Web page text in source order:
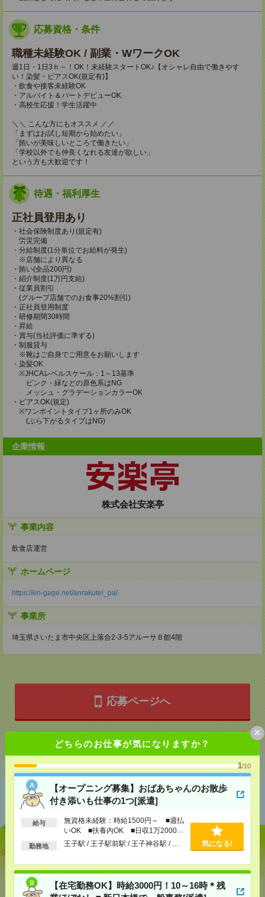
どちらのお仕事が気になりますか？
1/10
【オープニング募集】おばあちゃんのお散歩
付き添いも仕事の1つ[派遣]
給与
無資格未経験：時給1500円～ ■週払
いOK ■扶養内OK ■日収1万2000円
以上
勤務地 王子駅 / 王子駅前駅 / 王子神谷駅 / … 気になる!
【在宅勤務OK】時給3000円！10～16時＊残
×
応募資格・条件
職種未経験OK / 副業・WワークOK
週1日・1日3ｈ～！OK！未経験スタートOK♪【オシャレ自由で働きやす
い！染髪・ピアスOK(規定有)】
・飲食や接客未経験OK
・アルバイト＆パートデビューOK
・高校生応援！学生活躍中
＼＼ こんな方にもオススメ ／／
「まずはお試し短期から始めたい」
「賄いが美味しいところで働きたい」
「学校以外でも仲良くなれる友達が欲しい」
という方も大歓迎です！
待遇・福利厚生
正社員登用あり
・社会保険制度あり(規定有)
労災完備
・分給制度(1分単位でお給料が発生)
※店舗により異なる
・賄い(全品200円)
・紹介制度(1万円支給)
・従業員割引
(グループ店舗でのお食事20%割引)
・正社員登用制度
・研修期間30時間
・昇給
・賞与(当社評価に準ずる)
・制服貸与
※靴はご自身でご用意をお願いします
・染髪OK
※JHCAレベルスケール：1～13基準
ピンク・緑などの原色系はNG
メッシュ・グラデーションカラーOK
・ピアスOK(規定)
※ワンポイントタイプ1ヶ所のみOK
(ぶら下がるタイプはNG)
企業情報
株式会社安楽亭
事業内容
飲食店運営
ホームページ
https://en-gage.net/anrakutei_pa/
事業所
埼玉県さいたま市中央区上落合2-3-5アルーサＢ館4階
応募ページへ
気になる！
あなたの閲覧履歴からの
おすすめ
【オープニング募集】おばあちゃんのお散歩付き添
[給 与]
無資格未経験：時給1500円～ ■週払い
OK ■扶養内OK ■日収1万2000円以上